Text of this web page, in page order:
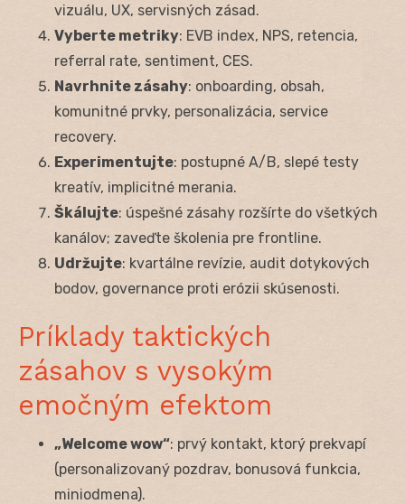
vizuálu, UX, servisných zásad.
Vyberte metriky: EVB index, NPS, retencia,
referral rate, sentiment, CES.
Navrhnite zásahy: onboarding, obsah,
komunitné prvky, personalizácia, service
recovery.
Experimentujte: postupné A/B, slepé testy
kreatív, implicitné merania.
Škálujte: úspešné zásahy rozšírte do všetkých
kanálov; zaveďte školenia pre frontline.
Udržujte: kvartálne revízie, audit dotykových
bodov, governance proti erózii skúsenosti.
Príklady taktických
zásahov s vysokým
emočným efektom
„Welcome wow“: prvý kontakt, ktorý prekvapí
(personalizovaný pozdrav, bonusová funkcia,
miniodmena).